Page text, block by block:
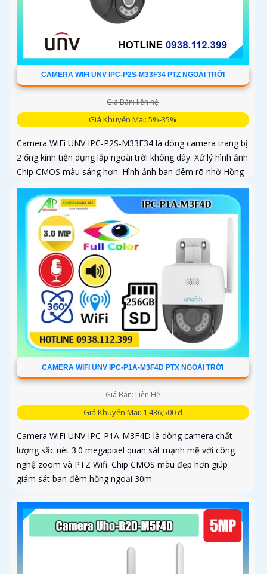
CAMERA WIFI UNV IPC-P2S-M33F34 PTZ NGOÀI TRỜI
Giá Bán: liên hệ
Giá Khuyến Mại: 5%-35%
Camera WiFi UNV IPC-P2S-M33F34 là dòng camera trang bị
2 ống kính tiện dụng lắp ngoài trời không dây. Xử lý hình ảnh
Chip CMOS màu sáng hơn. Hình ảnh ban đêm rõ nhờ Hồng
Ngoại 30m
CAMERA WIFI UNV IPC-P1A-M3F4D PTX NGOÀI TRỜI
Giá Bán: Liên Hệ
Giá Khuyến Mại: 1,436,500 ₫
Camera WiFi UNV IPC-P1A-M3F4D là dòng camera chất
lượng sắc nét 3.0 megapixel quan sát mạnh mẽ với công
nghệ zoom và PTZ Wifi. Chip CMOS màu đẹp hơn giúp
giám sát ban đêm hồng ngoại 30m